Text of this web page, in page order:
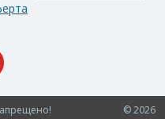
© 2026